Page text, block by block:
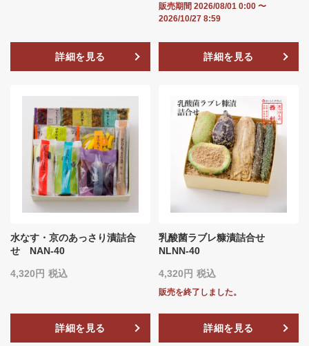
詳細を見る
販売期間 2026/08/01 0:00 〜
2026/10/27 8:59
詳細を見る
水なす・京のあっさり漬詰合
せ NAN-40
4,320 税込
詳細を見る
乳酸菌ラブレ糠漬詰合せ
NLNN‐40
4,320 税込
販売を終了しました。
詳細を見る